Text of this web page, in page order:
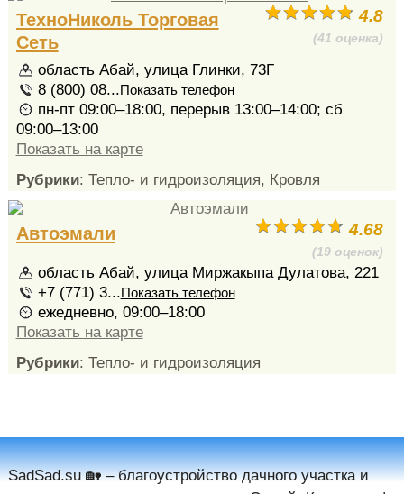
4.8
(41 оценка)
ТехноНиколь Торговая
Сеть
область Абай, улица Глинки, 73Г
8 (800) 08...Показать телефон
пн-пт 09:00–18:00, перерыв 13:00–14:00; сб
09:00–13:00
Показать на карте
Рубрики: Тепло- и гидроизоляция, Кровля
4.68
(19 оценок)
Автоэмали
область Абай, улица Миржакыпа Дулатова, 221
+7 (771) 3...Показать телефон
ежедневно, 09:00–18:00
Показать на карте
Рубрики: Тепло- и гидроизоляция
SadSad.su 🏡️ – благоустройство дачного участка и